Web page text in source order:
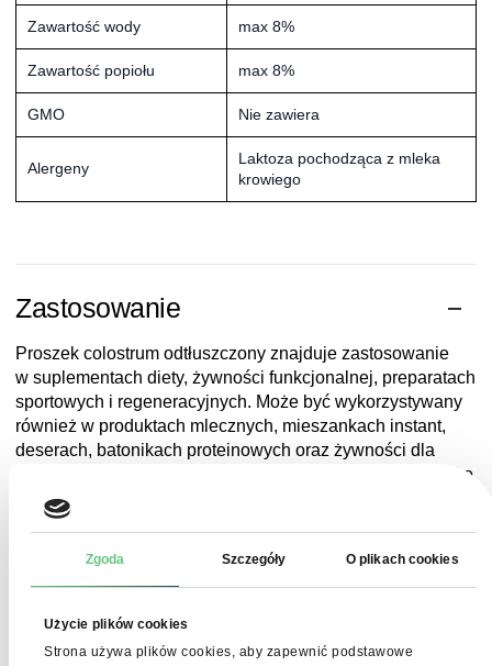
Zgoda Szczegóły O plikach cookies
Użycie plików cookies
Strona używa plików cookies, aby zapewnić podstawowe
Zawartość wody max 8%
Zawartość popiołu max 8%
GMO Nie zawiera
Alergeny
Laktoza pochodząca z mleka
krowiego
Zastosowanie
Proszek colostrum odtłuszczony znajduje zastosowanie
w suplementach diety, żywności funkcjonalnej, preparatach
sportowych i regeneracyjnych. Może być wykorzystywany
również w produktach mlecznych, mieszankach instant,
deserach, batonikach proteinowych oraz żywności dla
sportowców i osób aktywnych. Produkt jest stosowany jako
dodatek do produktów mlecznych, takich jak jogurty, kefiry
i napoje mleczne.
Colostrum jest również wykorzystywane do produkcji
suplementów diety dla zwierząt.
Dzięki wysokiej zawartości immunoglobulin i wartości
odżywczych, produkt jest ceniony w sektorze zdrowej